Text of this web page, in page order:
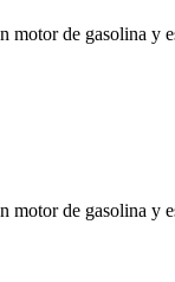
de gasolina y
de gasolina y